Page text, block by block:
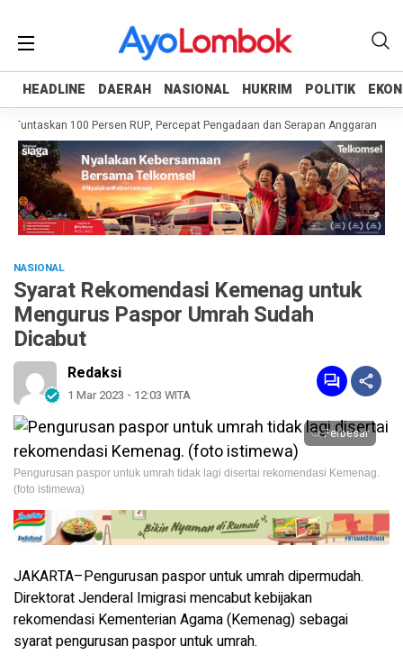
HEADLINE DAERAH NASIONAL HUKRIM POLITIK
HEADLINE DAERAH NASIONAL HUKRIM POLITIK
100 Persen RUP, Percepat Pengadaan dan Serapan Anggaran
NASIONAL
Syarat Rekomendasi Kemenag untuk
Mengurus Paspor Umrah Sudah
Dicabut
Redaksi
1 Mar 2023 - 12:03 WITA
Perbesar
Pengurusan paspor untuk umrah tidak lagi disertai rekomendasi Kemenag.
(foto istimewa)
JAKARTA–Pengurusan paspor untuk umrah dipermudah.
Direktorat Jenderal Imigrasi mencabut kebijakan
rekomendasi Kementerian Agama (Kemenag) sebagai
syarat pengurusan paspor untuk umrah.